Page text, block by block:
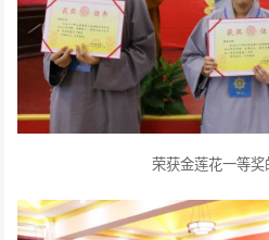
荣获金莲花一等